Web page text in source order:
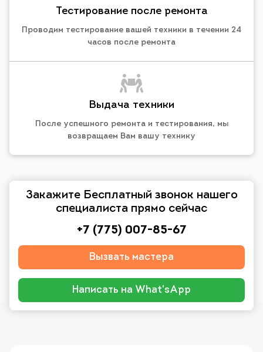
Тестирование после ремонта
Проводим тестирование вашей техники в течении 24
часов после ремонта
Выдача техники
После успешного ремонта и тестирования, мы
возвращаем Вам вашу технику
Закажите Бесплатный звонок нашего
специалиста прямо сейчас
+7 (775) 007-85-67
Вызвать мастера
Написать на What'sApp